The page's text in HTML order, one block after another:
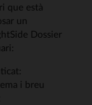
que està
un
Dossier
i breu